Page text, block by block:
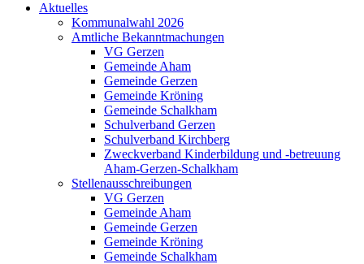
Aktuelles
Kommunalwahl 2026
Amtliche Bekanntmachungen
VG Gerzen
Gemeinde Aham
Gemeinde Gerzen
Gemeinde Kröning
Gemeinde Schalkham
Schulverband Gerzen
Schulverband Kirchberg
Zweckverband Kinderbildung und -betreuung
Aham-Gerzen-Schalkham
Stellenausschreibungen
VG Gerzen
Gemeinde Aham
Gemeinde Gerzen
Gemeinde Kröning
Gemeinde Schalkham